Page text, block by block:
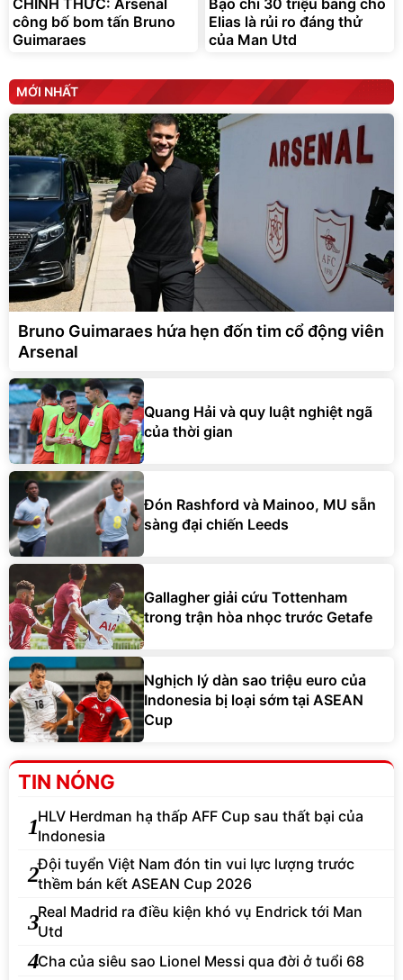
CHÍNH THỨC: Arsenal
công bố bom tấn Bruno
Guimaraes
Bạo chi 30 triệu bảng cho
Elias là rủi ro đáng thử
của Man Utd
MỚI NHẤT
Bruno Guimaraes hứa hẹn đốn tim cổ động viên
Arsenal
Quang Hải và quy luật nghiệt ngã
của thời gian
Đón Rashford và Mainoo, MU sẵn
sàng đại chiến Leeds
Gallagher giải cứu Tottenham
trong trận hòa nhọc trước Getafe
Nghịch lý dàn sao triệu euro của
Indonesia bị loại sớm tại ASEAN
Cup
TIN NÓNG
1HLV Herdman hạ thấp AFF Cup sau thất bại của
Indonesia
2Đội tuyển Việt Nam đón tin vui lực lượng trước
thềm bán kết ASEAN Cup 2026
3Real Madrid ra điều kiện khó vụ Endrick tới Man
Utd
4Cha của siêu sao Lionel Messi qua đời ở tuổi 68